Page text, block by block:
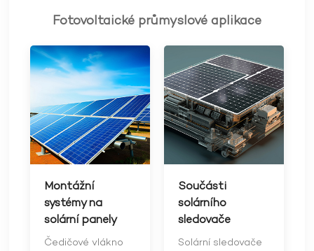
Fotovoltaické průmyslové aplikace
Montážní
systémy na
solární panely
Čedičové vlákno
Součásti
solárního
sledovače
Solární sledovače